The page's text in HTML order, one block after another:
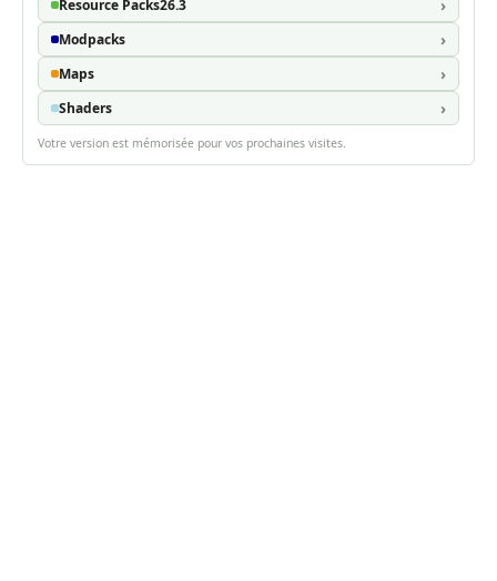
Resource Packs26.3
Modpacks
Maps
Shaders
Votre version est mémorisée pour vos prochaines visites.